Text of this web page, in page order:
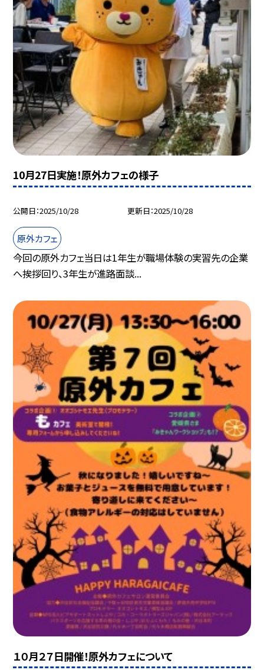
10月27日実施！原外カフェの様子
公開日 2025/10/28 更新日 2025/10/28
原外カフェ
今回の原外カフェ当日は1年生が職場体験の実習先の企業
へ挨拶回り、3年生が進路面談...
１０月２７日開催！原外カフェについて